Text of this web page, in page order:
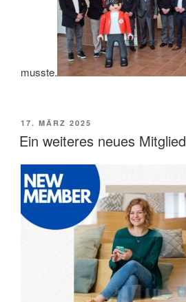
musste.
VERÖFFENTLICHT
AM
17. MÄRZ 2025
Ein weiteres neues Mitglied